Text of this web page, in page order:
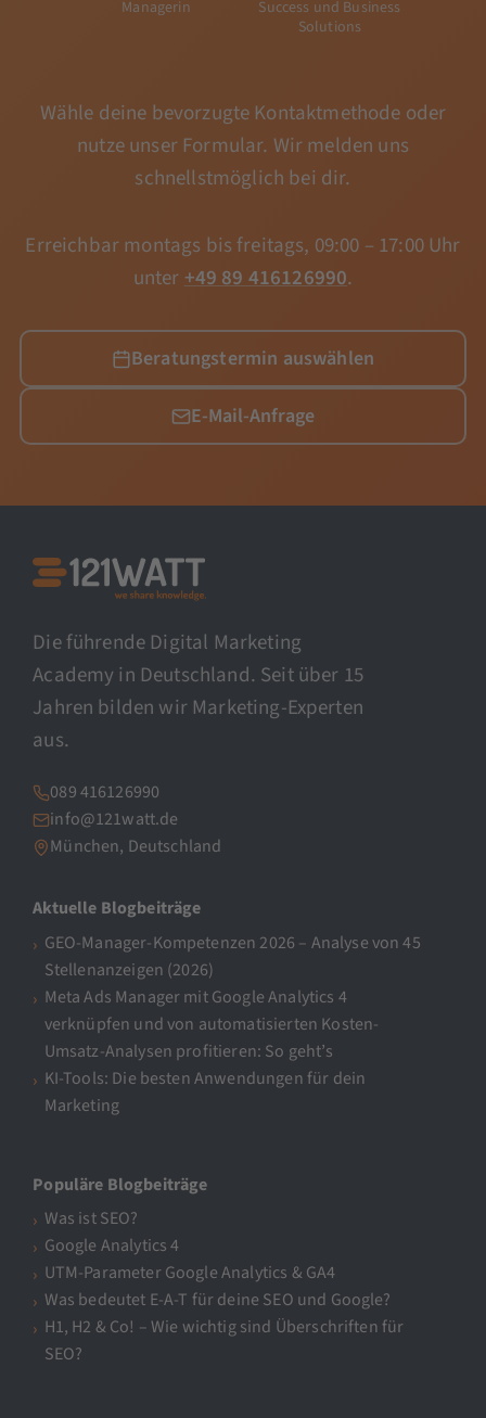
Managerin
Success und Business
Solutions
Wähle deine bevorzugte Kontaktmethode oder
nutze unser Formular. Wir melden uns
schnellstmöglich bei dir.
Erreichbar montags bis freitags, 09:00 – 17:00 Uhr
unter+49 89 416126990.
Beratungstermin auswählen
E-Mail-Anfrage
Die führende Digital Marketing
Academy in Deutschland. Seit über 15
Jahren bilden wir Marketing-Experten
aus.
089 416126990
info@121watt.de
München, Deutschland
Aktuelle Blogbeiträge
GEO-Manager-Kompetenzen 2026 – Analyse von 45
Stellenanzeigen (2026)
Meta Ads Manager mit Google Analytics 4
verknüpfen und von automatisierten Kosten-
Umsatz-Analysen profitieren: So geht’s
KI-Tools: Die besten Anwendungen für dein
Marketing
Populäre Blogbeiträge
Was ist SEO?
Google Analytics 4
UTM-Parameter Google Analytics & GA4
Was bedeutet E-A-T für deine SEO und Google?
H1, H2 & Co! – Wie wichtig sind Überschriften für
SEO?